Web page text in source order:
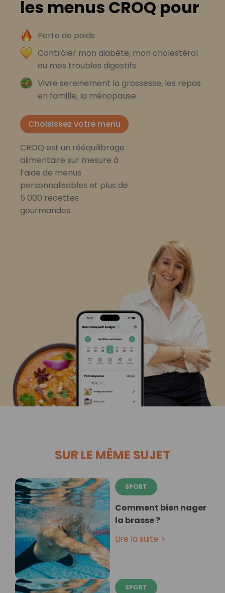
les menus CROQ pour
Perte de poids
Contrôler mon diabète, mon cholestérol
ou mes troubles digestifs
Vivre sereinement la grossesse, les repas
en famille, la ménopause
Choisissez votre menu
CROQ est un rééquilibrage
alimentaire sur mesure à
l’aide de menus
personnalisables et plus de
5 000 recettes
gourmandes
SUR LE MÊME SUJET
SPORT
Comment bien nager
la brasse ?
Lire la suite
SPORT